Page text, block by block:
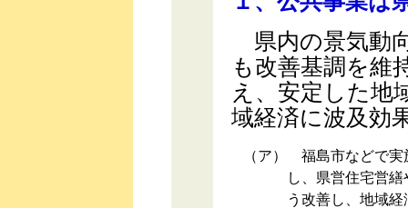
県内の景気動
も改善基調を維
え、安定した地
域経済に波及効
（ア）
福島市などで実
し、県営住宅営
う改善し、地域